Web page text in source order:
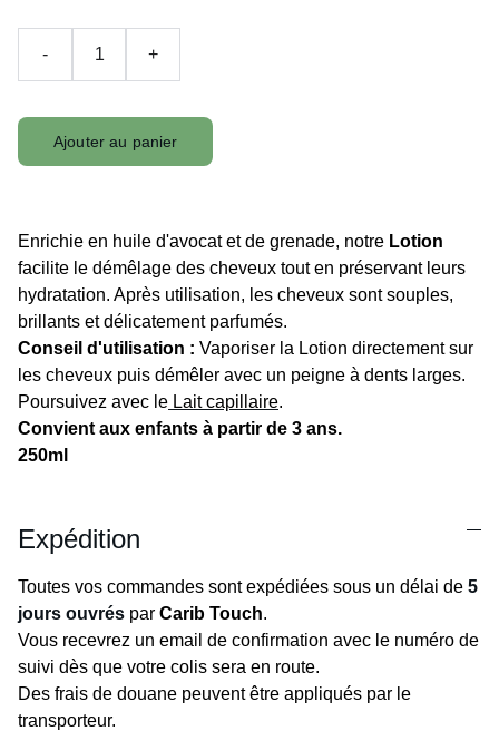
- +
Ajouter au panier
Enrichie en huile d'avocat et de grenade, notre Lotion
facilite le démêlage des cheveux tout en préservant leurs
hydratation. Après utilisation, les cheveux sont souples,
brillants et délicatement parfumés.
Conseil d'utilisation : Vaporiser la Lotion directement sur
les cheveux puis démêler avec un peigne à dents larges.
Poursuivez avec le Lait capillaire.
Convient aux enfants à partir de 3 ans.
250ml
Expédition
Toutes vos commandes sont expédiées sous un délai de 5
jours ouvrés par Carib Touch.
Vous recevrez un email de confirmation avec le numéro de
suivi dès que votre colis sera en route.
Des frais de douane peuvent être appliqués par le
transporteur.